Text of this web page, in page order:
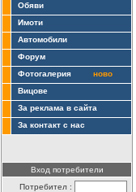
Обяви
Имоти
Автомобили
Форум
Фотогалерия
ново
Вицове
За реклама в сайта
За контакт с нас
Вход потребители
Потребител :